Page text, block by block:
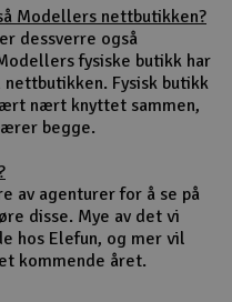
Modellers nettbutikken?
dessverre også
fysiske butikk har
Fysisk butikk
nært knyttet sammen,
begge.
av agenturer for å se på
disse. Mye av det vi
hos Elefun, og mer vil
kommende året.